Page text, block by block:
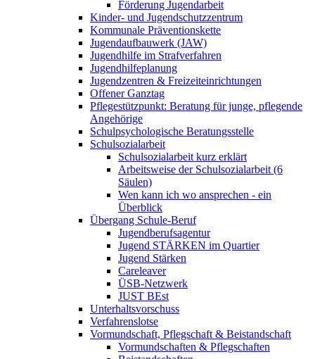
Förderung Jugendarbeit
Kinder- und Jugendschutzzentrum
Kommunale Präventionskette
Jugendaufbauwerk (JAW)
Jugendhilfe im Strafverfahren
Jugendhilfeplanung
Jugendzentren & Freizeiteinrichtungen
Offener Ganztag
Pflegestützpunkt: Beratung für junge, pflegende
Angehörige
Schulpsychologische Beratungsstelle
Schulsozialarbeit
Schulsozialarbeit kurz erklärt
Arbeitsweise der Schulsozialarbeit (6
Säulen)
Wen kann ich wo ansprechen - ein
Überblick
Übergang Schule-Beruf
Jugendberufsagentur
Jugend STÄRKEN im Quartier
Jugend Stärken
Careleaver
ÜSB-Netzwerk
JUST BEst
Unterhaltsvorschuss
Verfahrenslotse
Vormundschaft, Pflegschaft & Beistandschaft
Vormundschaften & Pflegschaften